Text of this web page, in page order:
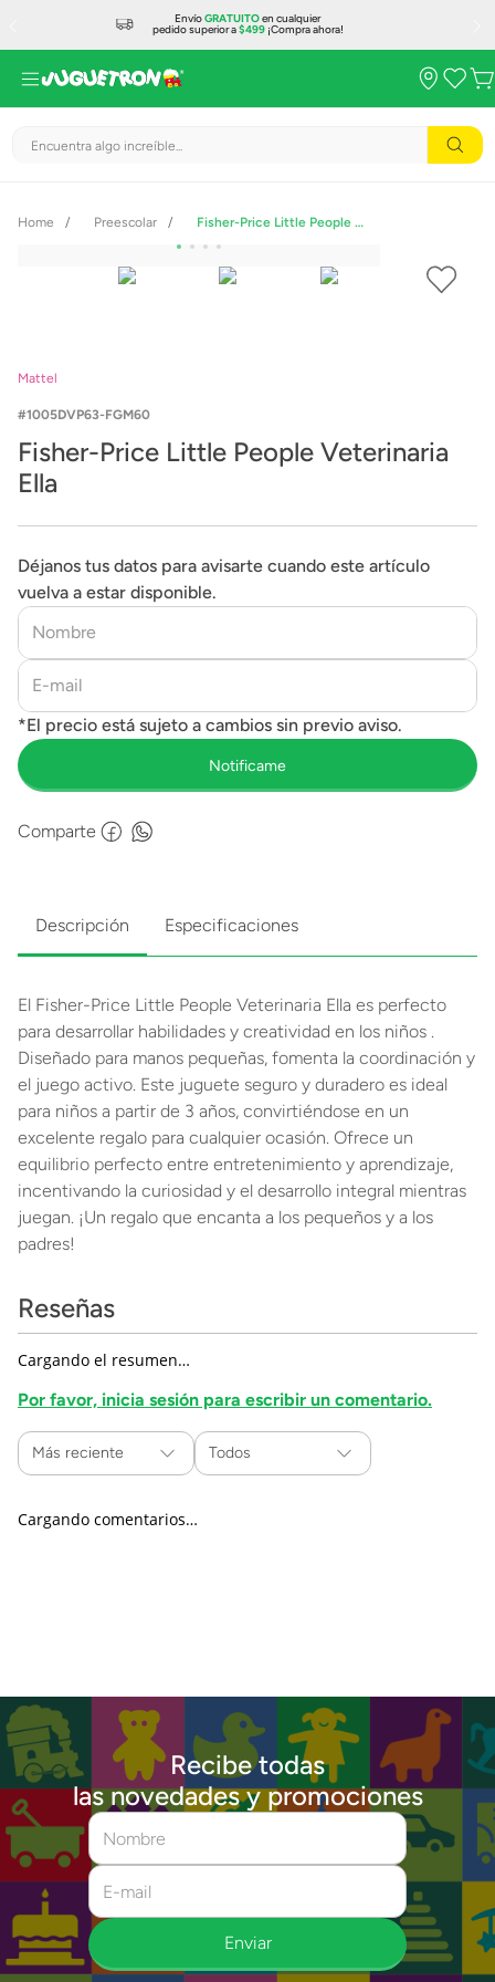
EnvíoGRATUITOen cualquier
pedido superior a$499¡Compra ahora!
Encuentra algo increíble...
Preescolar Fisher-Price Little People Veterinaria Ella
Mattel
1005DVP63-FGM60
Fisher-Price Little People Veterinaria
Ella
Déjanos tus datos para avisarte cuando este artículo
vuelva a estar disponible.
Comparte
Descripción Especificaciones
El Fisher-Price Little People Veterinaria Ella es perfecto
para desarrollar habilidades y creatividad en los niños .
Diseñado para manos pequeñas, fomenta la coordinación y
el juego activo. Este juguete seguro y duradero es ideal
para niños a partir de 3 años, convirtiéndose en un
excelente regalo para cualquier ocasión. Ofrece un
equilibrio perfecto entre entretenimiento y aprendizaje,
incentivando la curiosidad y el desarrollo integral mientras
juegan. ¡Un regalo que encanta a los pequeños y a los
padres!
Reseñas
Cargando el resumen…
Por favor, inicia sesión para escribir un comentario.
Más reciente Todos
Cargando comentarios…
Recibe todas
las novedades y promociones
Enviar